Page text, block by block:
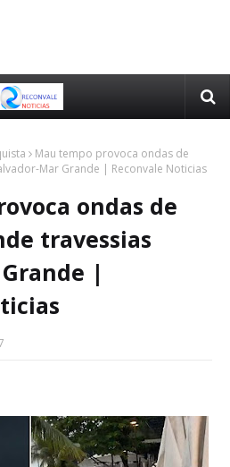
Mau tempo provoca ondas de
Mar Grande | Reconvale Noticias
ondas de
travessias
|